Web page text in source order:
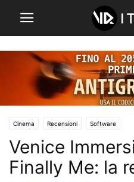
Cinema Recensioni Software
Venice
Finally Me: la